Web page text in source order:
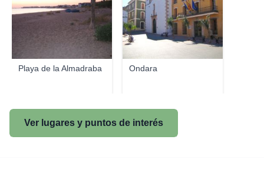
Playa de la Almadraba Ondara
Ver lugares y puntos de interés